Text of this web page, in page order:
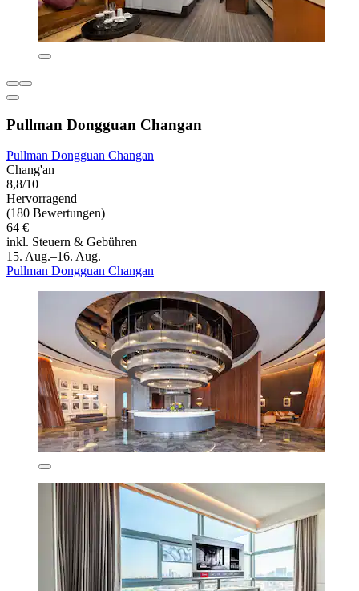
Pullman Dongguan Changan
Pullman Dongguan Changan
Chang'an
8,8/10
Hervorragend
(180 Bewertungen)
64 €
inkl. Steuern & Gebühren
15. Aug.–16. Aug.
Pullman Dongguan Changan